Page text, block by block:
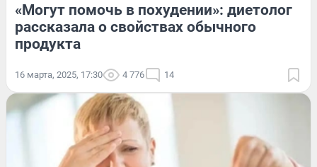
«Могут помочь в похудении»: диетолог
рассказала о свойствах обычного
продукта
16 марта, 2025, 17:30 4 776 14